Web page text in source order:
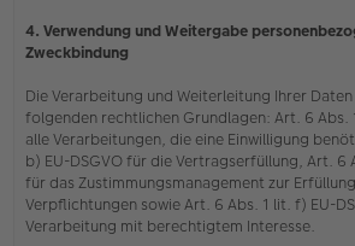
4. Verwendung und Weitergabe
Zweckbindung
Die Verarbeitung und Weiterleitung Ihrer
folgenden rechtlichen Grundlagen: Art. 6 Abs.
alle Verarbeitungen, die eine Einwilligung
b) EU-DSGVO für die Vertragserfüllung, Art. 6
für das Zustimmungsmanagement zur
Verpflichtungen sowie Art. 6 Abs. 1 lit. f) EU-
Verarbeitung mit berechtigtem Interesse.